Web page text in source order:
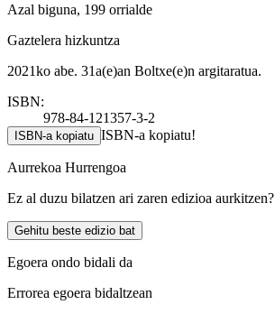
Azal biguna, 199 orrialde
Gaztelera hizkuntza
2021ko abe. 31a(e)an Boltxe(e)n argitaratua.
ISBN:
978-84-121357-3-2
ISBN-a kopiatu ISBN-a kopiatu!
Aurrekoa Hurrengoa
Ez al duzu bilatzen ari zaren edizioa aurkitzen?
Gehitu beste edizio bat
Egoera ondo bidali da
Errorea egoera bidaltzean